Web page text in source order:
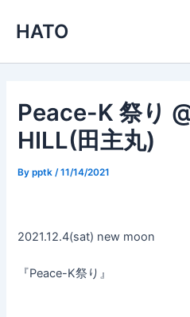
ス
HATO
Peace-K 祭り
HILL(田主丸)
Bypptk /11/14/2021
2021.12.4(sat) new moon
『Peace-K祭り』